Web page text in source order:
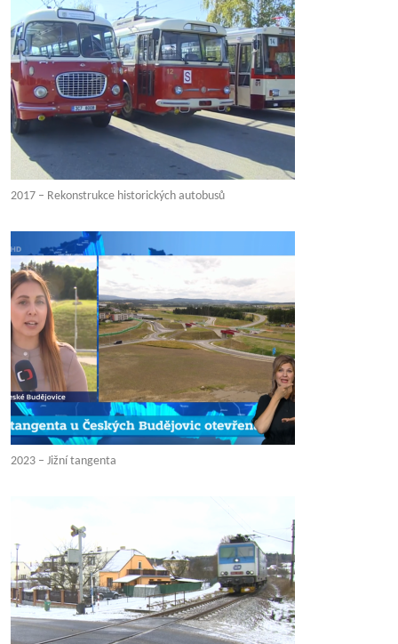
2017 – Rekonstrukce historických autobusů
2023 – Jižní tangenta